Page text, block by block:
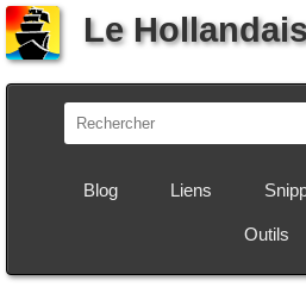
Le
Blog Liens
Outils